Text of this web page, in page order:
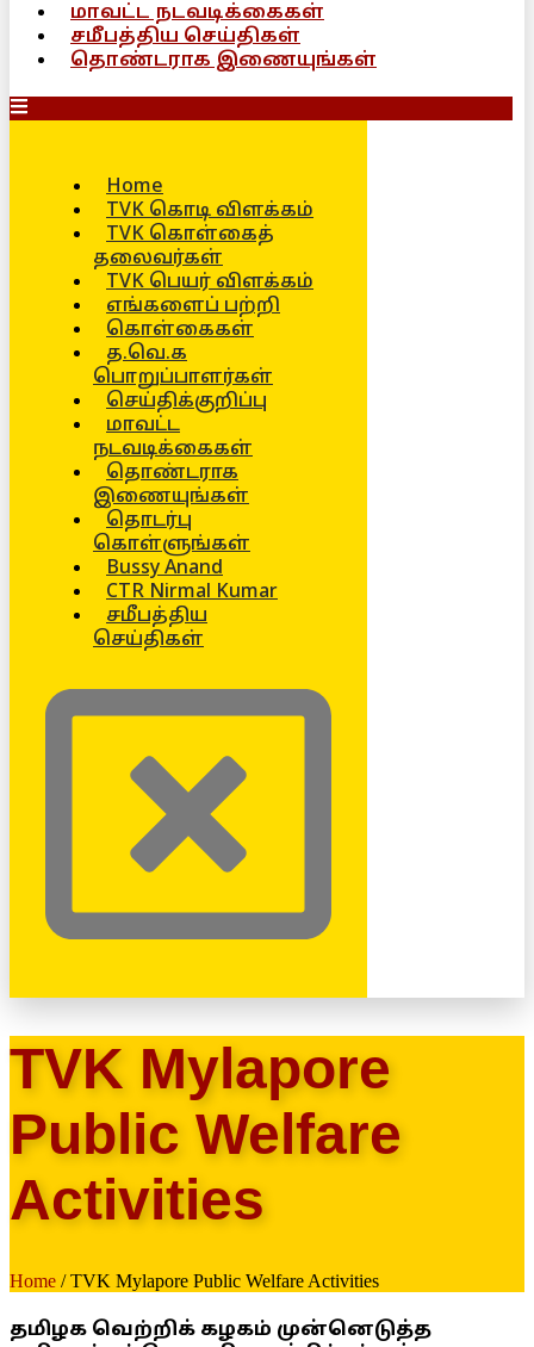
மாவட்ட நடவடிக்கைகள்
சமீபத்திய செய்திகள்
தொண்டராக இணையுங்கள்
Home
TVK கொடி விளக்கம்
TVK கொள்கைத்
தலைவர்கள்
TVK பெயர் விளக்கம்
எங்களைப் பற்றி
கொள்கைகள்
த.வெ.க
பொறுப்பாளர்கள்
செய்திக்குறிப்பு
மாவட்ட
நடவடிக்கைகள்
தொண்டராக
இணையுங்கள்
தொடர்பு
கொள்ளுங்கள்
Bussy Anand
CTR Nirmal Kumar
சமீபத்திய
செய்திகள்
TVK Mylapore
Public Welfare
Activities
Home / TVK Mylapore Public Welfare Activities
தமிழக வெற்றிக் கழகம் முன்னெடுத்த